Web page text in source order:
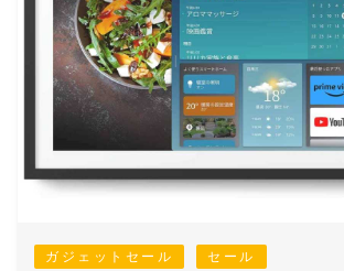
ガジェットセール
セール